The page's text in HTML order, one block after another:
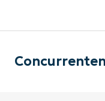
Concurrenten